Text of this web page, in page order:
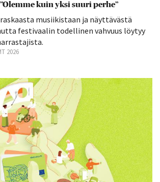
kuin yksi suuri perhe”
musiikistaan ja näyttävästä
festivaalin todellinen vahvuus löytyy
2026